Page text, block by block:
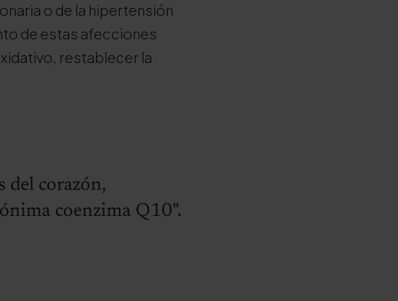
o de la hipertensión
de estas afecciones
restablecer la
del corazón,
coenzima Q10".